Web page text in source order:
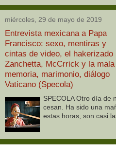
miércoles, 29 de mayo de 2019
Entrevista mexicana a Papa
Francisco: sexo, mentiras y
cintas de video, el hakerizado
Zanchetta, McCrrick y la mala
memoria, marimonio, diálogo
Vaticano (Specola)
SPECOLA Otro día de
cesan. Ha sido una
estas horas, son casi